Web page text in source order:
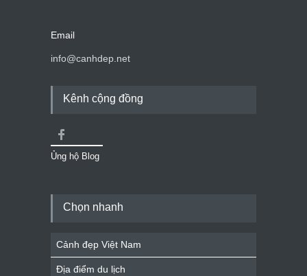
Email
info@canhdep.net
Kênh cộng đồng
Ủng hộ Blog
Chọn nhanh
Cảnh đẹp Việt Nam
Địa điểm du lịch